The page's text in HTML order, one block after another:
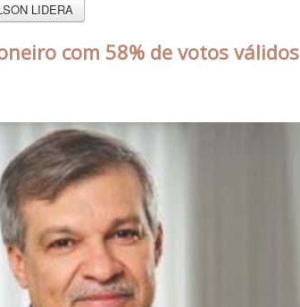
LIDERA
com 58% de votos válidos